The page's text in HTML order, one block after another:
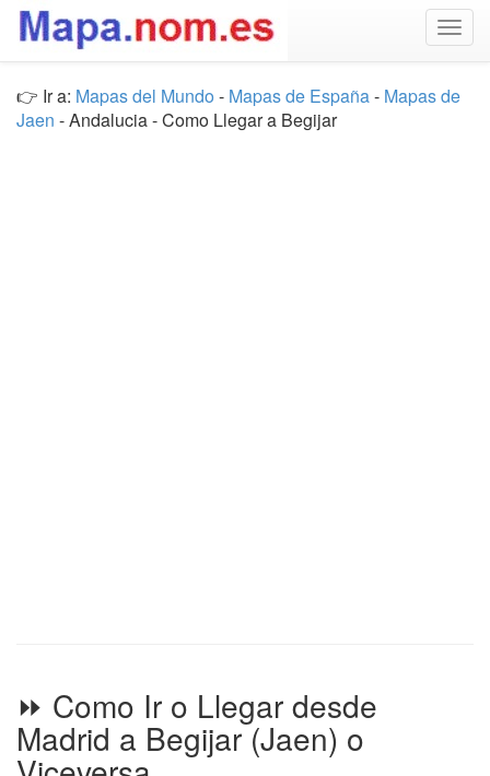
👉 Ir a: Mapas del Mundo - Mapas de España- Mapas de
Jaen - Andalucia - Como Llegar a Begijar
⏩ Como Ir o Llegar desde
Madrid a Begijar (Jaen) o